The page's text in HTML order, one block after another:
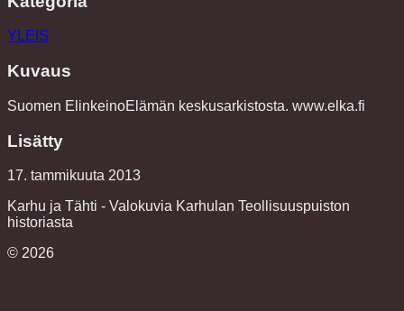
YLEIS
Kuvaus
Suomen ElinkeinoElämän keskusarkistosta. www.elka.fi
Lisätty
17. tammikuuta 2013
Karhu ja Tähti - Valokuvia Karhulan Teollisuuspuiston
historiasta
© 2026